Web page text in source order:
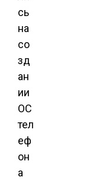
сь
на
со
зд
ан
ии
ОС
тел
еф
он
а